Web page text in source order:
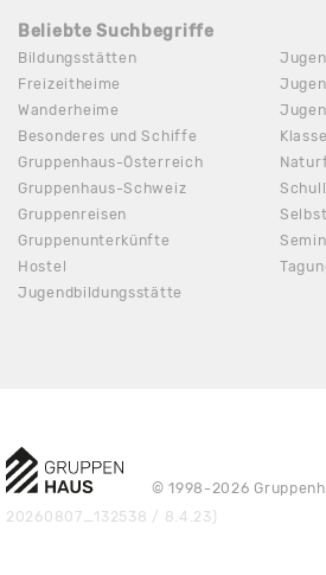
Beliebte Suchbegriffe
Bildungsstätten
Freizeitheime
Wanderheime
Besonderes und Schiffe
Gruppenhaus-Österreich
Gruppenhaus-Schweiz
Gruppenreisen
Gruppenunterkünfte
Hostel
Jugendbildungsstätte
© 1998-2026
20260807_132538 / 8.4.23)